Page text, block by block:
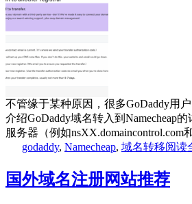
不管缘于某种原因，很多GoDaddy用
介绍GoDaddy域名转入到Namecheap
服务器（例如nsXX.domaincontrol.com
godaddy, Namecheap, 域名转移阅读
国外域名注册网站推荐